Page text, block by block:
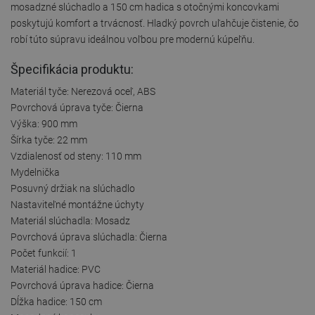
mosadzné slúchadlo a 150 cm hadica s otočnými koncovkami
poskytujú komfort a trvácnosť. Hladký povrch uľahčuje čistenie, čo
robí túto súpravu ideálnou voľbou pre modernú kúpeľňu.
Špecifikácia produktu:
Materiál tyče: Nerezová oceľ, ABS
Povrchová úprava tyče: Čierna
Výška: 900 mm
Šírka tyče: 22 mm
Vzdialenosť od steny: 110 mm
Mydelnička
Posuvný držiak na slúchadlo
Nastaviteľné montážne úchyty
Materiál slúchadla: Mosadz
Povrchová úprava slúchadla: Čierna
Počet funkcií: 1
Materiál hadice: PVC
Povrchová úprava hadice: Čierna
Dĺžka hadice: 150 cm